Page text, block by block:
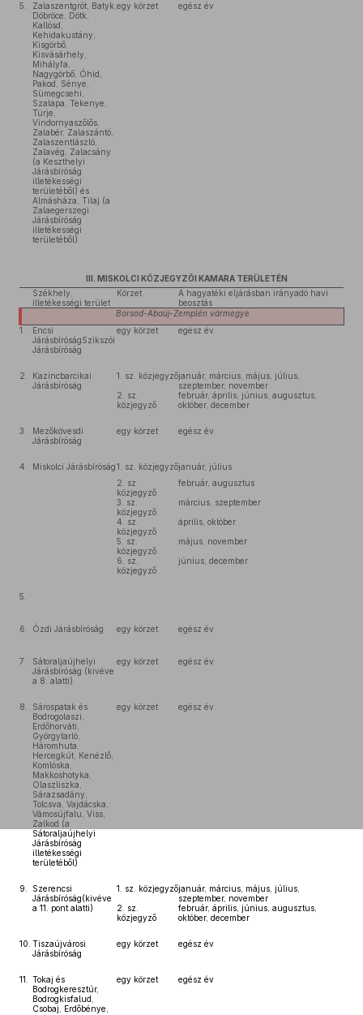
5.
Zalaszentgrót, Batyk,
Döbröce, Dötk,
Kallósd,
Kehidakustány,
Kisgörbő,
Kisvásárhely,
Mihályfa,
Nagygörbő, Óhid,
Pakod, Sénye,
Sümegcsehi,
Szalapa, Tekenye,
Türje,
Vindornyaszőlős,
Zalabér, Zalaszántó,
Zalaszentlászló,
Zalavég, Zalacsány
(a Keszthelyi
Járásbíróság
illetékességi
területéből) és
Almásháza, Tilaj (a
Zalaegerszegi
Járásbíróság
illetékességi
területéből)
egy körzet egész év
III. MISKOLCI KÖZJEGYZŐI KAMARA TERÜLETÉN
Székhely,
illetékességi terület
Körzet
A hagyatéki eljárásban irányadó havi
beosztás
Borsod-Abaúj-Zemplén vármegye
1.
Encsi
JárásbíróságSzikszói
Járásbíróság
egy körzet egész év
2.
Kazincbarcikai
Járásbíróság
1. sz. közjegyzőjanuár, március, május, július,
szeptember, november
2. sz.
közjegyző
február, április, június, augusztus,
október, december
3.
Mezőkövesdi
Járásbíróság
egy körzet egész év
4. Miskolci Járásbíróság1. sz. közjegyzőjanuár, július
2. sz.
közjegyző
február, augusztus
3. sz.
közjegyző
március, szeptember
4. sz.
közjegyző
április, október
5. sz.
közjegyző
május, november
6. sz.
közjegyző
június, december
5.
6. Ózdi Járásbíróság egy körzet egész év
7.
Sátoraljaújhelyi
Járásbíróság (kivéve
a 8. alatti)
egy körzet egész év
8.
Sárospatak és
Bodrogolaszi,
Erdőhorváti,
Györgytarló,
Háromhuta,
Hercegkút, Kenézlő,
Komlóska,
Makkoshotyka,
Olaszliszka,
Sárazsadány,
Tolcsva, Vajdácska,
Vámosújfalu, Viss,
Zalkod (a
Sátoraljaújhelyi
Járásbíróság
illetékességi
területéből)
egy körzet egész év
9.
Szerencsi
Járásbíróság(kivéve
a 11. pont alatti)
1. sz. közjegyzőjanuár, március, május, július,
szeptember, november
2. sz.
közjegyző
február, április, június, augusztus,
október, december
10. Tiszaújvárosi
Járásbíróság
egy körzet egész év
11.
Tokaj és
Bodrogkeresztúr,
Bodrogkisfalud,
Csobaj, Erdőbénye,
egy körzet egész év